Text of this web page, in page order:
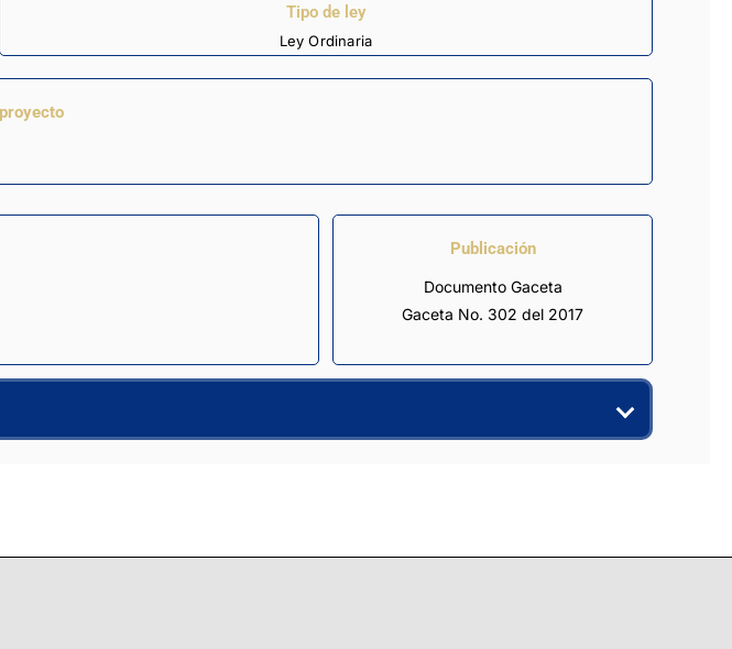
Tipo de ley
Ley Ordinaria
Publicación
Documento Gaceta
Gaceta No. 302 del 2017